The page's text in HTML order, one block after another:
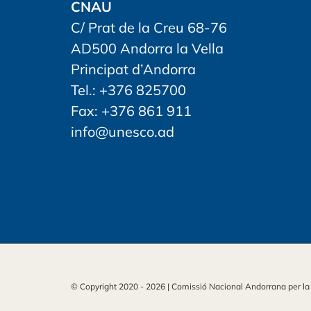
CNAU
C/ Prat de la Creu 68-76
AD500 Andorra la Vella
Principat d’Andorra
Tel.: +376 825700
Fax: +376 861 911
info@unesco.ad
© Copyright 2020 - 2026 | Comissió Nacional Andorrana per